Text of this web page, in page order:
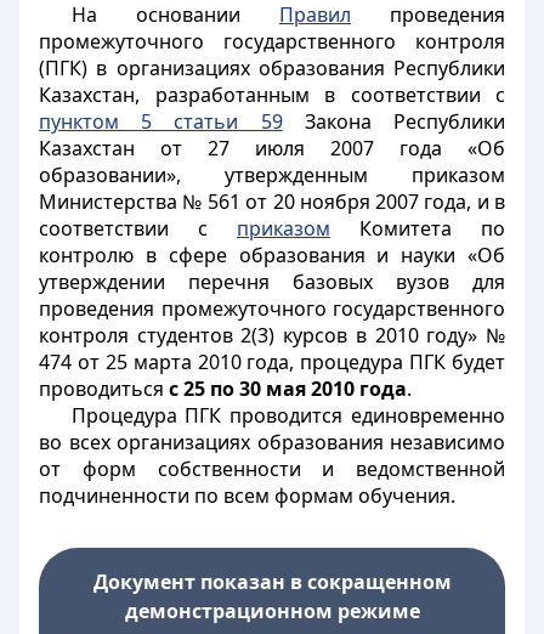
На основании Правил проведения
промежуточного государственного контроля
(ПГК) в организациях образования Республики
Казахстан, разработанным в соответствии с
пунктом 5 статьи 59Закона Республики
Казахстан от 27 июля 2007 года «Об
образовании», утвержденным приказом
Министерства № 561 от 20 ноября 2007 года, и в
соответствии с приказом Комитета по
контролю в сфере образования и науки «Об
утверждении перечня базовых вузов для
проведения промежуточного государственного
контроля студентов 2(3) курсов в 2010 году» №
474 от 25 марта 2010 года, процедура ПГК будет
проводиться с 25 по 30 мая 2010 года.
Процедура ПГК проводится единовременно
во всех организациях образования независимо
от форм собственности и ведомственной
подчиненности по всем формам обучения.
Документ показан в сокращенном
демонстрационном режиме